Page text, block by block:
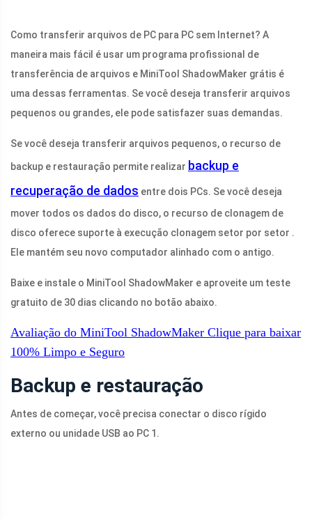
Como transferir arquivos de PC para PC sem Internet? A
maneira mais fácil é usar um programa profissional de
transferência de arquivos e MiniTool ShadowMaker grátis é
uma dessas ferramentas. Se você deseja transferir arquivos
pequenos ou grandes, ele pode satisfazer suas demandas.
Se você deseja transferir arquivos pequenos, o recurso de
backup e restauração permite realizar backup e
recuperação de dados entre dois PCs. Se você deseja
mover todos os dados do disco, o recurso de clonagem de
disco oferece suporte à execução clonagem setor por setor .
Ele mantém seu novo computador alinhado com o antigo.
Baixe e instale o MiniTool ShadowMaker e aproveite um teste
gratuito de 30 dias clicando no botão abaixo.
Avaliação do MiniTool ShadowMaker Clique para baixar
100% Limpo e Seguro
Backup e restauração
Antes de começar, você precisa conectar o disco rígido
externo ou unidade USB ao PC 1.